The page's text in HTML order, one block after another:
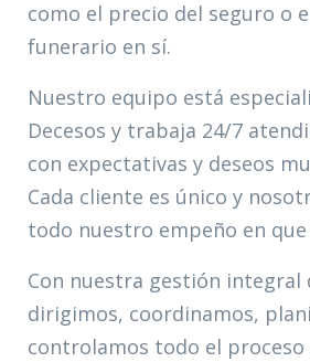
como el precio del seguro o
funerario en sí.
Nuestro equipo está
Decesos y trabaja 24/7
con expectativas y deseos
Cada cliente es único y
todo nuestro empeño en
Con nuestra gestión integral
dirigimos, coordinamos,
controlamos todo el proceso